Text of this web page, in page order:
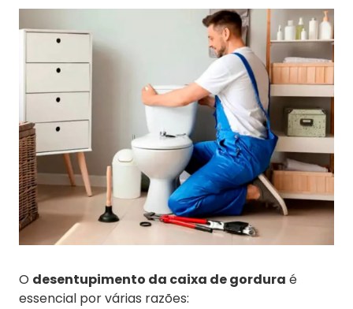
O desentupimento da caixa de gordura é
essencial por várias razões: